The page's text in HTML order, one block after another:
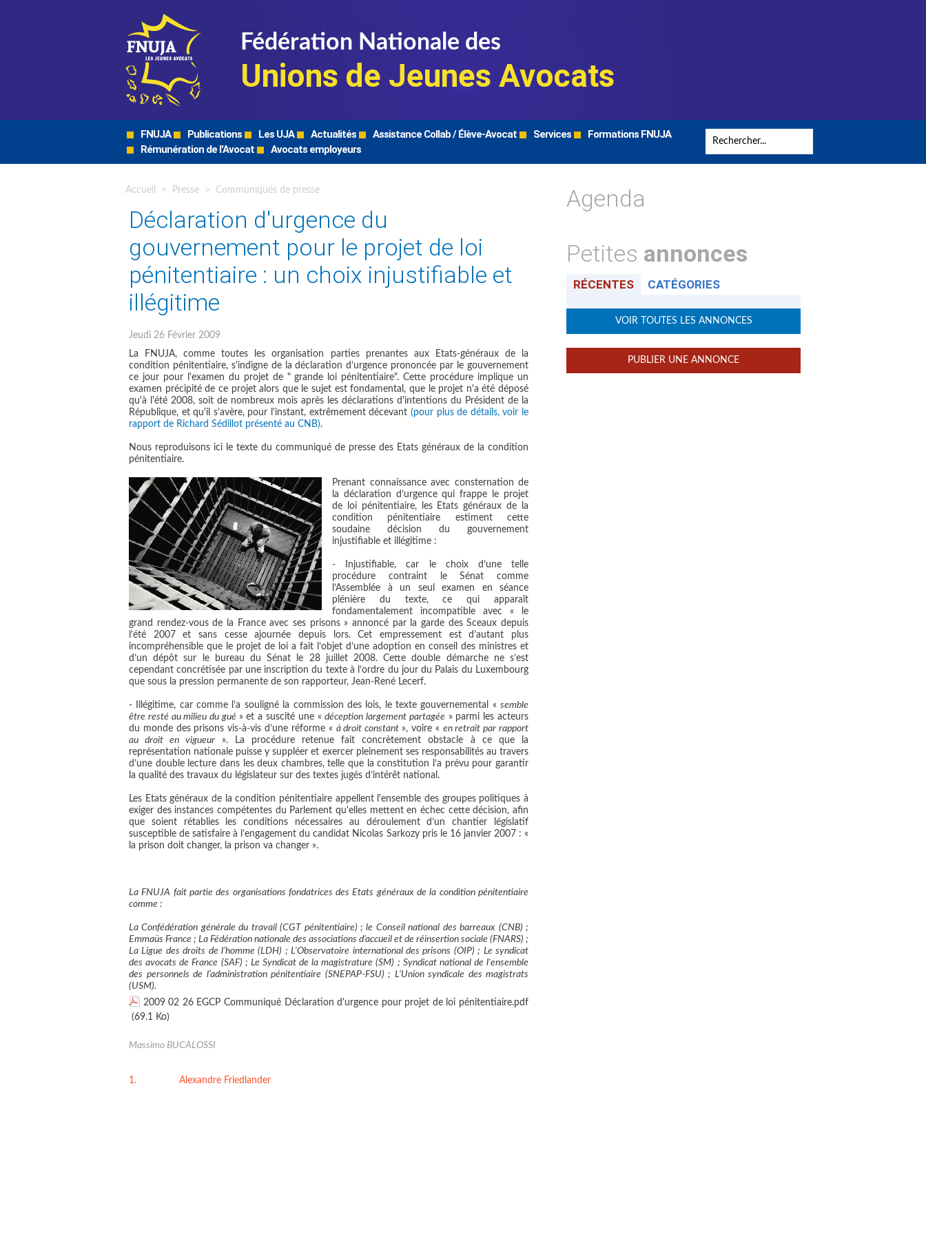
Fédération Nationale des
Unions de Jeunes Avocats
FNUJA Publications Les UJA Actualités Assistance Collab / Élève-Avocat Services
Formations FNUJA
Rémunération de l'Avocat
Avocats employeurs
Accueil > Presse > Communiqués de presse
Déclaration d'urgence du
gouvernement pour le projet de loi
pénitentiaire : un choix injustifiable et
illégitime
Jeudi 26 Février 2009
La FNUJA, comme toutes les organisation parties prenantes aux Etats-généraux de la
condition pénitentiaire, s'indigne de la déclaration d'urgence prononcée par le gouvernement
ce jour pour l'examen du projet de " grande loi pénitentiaire". Cette procédure implique un
examen précipité de ce projet alors que le sujet est fondamental, que le projet n'a été déposé
qu'à l'été 2008, soit de nombreux mois après les déclarations d'intentions du Président de la
République, et qu'il s'avère, pour l'instant, extrêmement décevant (pour plus de détails, voir le
rapport de Richard Sédillot présenté au CNB).
Nous reproduisons ici le texte du communiqué de presse des Etats généraux de la condition
pénitentiaire.
Prenant connaissance avec consternation de
la déclaration d’urgence qui frappe le projet
de loi pénitentiaire, les Etats généraux de la
condition pénitentiaire estiment cette
soudaine décision du gouvernement
injustifiable et illégitime :
- Injustifiable, car le choix d’une telle
procédure contraint le Sénat comme
l’Assemblée à un seul examen en séance
plénière du texte, ce qui apparaît
fondamentalement incompatible avec « le
grand rendez-vous de la France avec ses prisons » annoncé par la garde des Sceaux depuis
l’été 2007 et sans cesse ajournée depuis lors. Cet empressement est d’autant plus
incompréhensible que le projet de loi a fait l’objet d’une adoption en conseil des ministres et
d’un dépôt sur le bureau du Sénat le 28 juillet 2008. Cette double démarche ne s’est
cependant concrétisée par une inscription du texte à l’ordre du jour du Palais du Luxembourg
que sous la pression permanente de son rapporteur, Jean-René Lecerf.
- Illégitime, car comme l’a souligné la commission des lois, le texte gouvernemental « semble
être resté au milieu du gué » et a suscité une «déception largement partagée » parmi les acteurs
du monde des prisons vis-à-vis d’une réforme « à droit constant », voire « en retrait par rapport
au droit en vigueur
». La procédure retenue fait concrètement obstacle à ce que la
représentation nationale puisse y suppléer et exercer pleinement ses responsabilités au travers
d’une double lecture dans les deux chambres, telle que la constitution l’a prévu pour garantir
la qualité des travaux du législateur sur des textes jugés d’intérêt national.
Les Etats généraux de la condition pénitentiaire appellent l'ensemble des groupes politiques à
exiger des instances compétentes du Parlement qu'elles mettent en échec cette décision, afin
que soient rétablies les conditions nécessaires au déroulement d’un chantier législatif
susceptible de satisfaire à
l’engagement du candidat Nicolas Sarkozy pris le 16 janvier 2007 : «
la prison doit changer, la prison va changer ».
La FNUJA fait partie des organisations fondatrices des Etats généraux de la condition pénitentiaire
comme :
La Confédération générale du travail (CGT pénitentiaire) ; le Conseil national des barreaux (CNB) ;
Emmaüs France ; La Fédération nationale des associations d’accueil et de réinsertion sociale (FNARS) ;
La Ligue des droits de l’homme (LDH) ; L'Observatoire international des prisons (OIP) ; Le syndicat
des avocats de France (SAF) ; Le Syndicat de la magistrature (SM) ; Syndicat national de l'ensemble
des personnels de l’administration pénitentiaire (SNEPAP-FSU) ; L’Union syndicale des magistrats
(USM).
2009 02 26 EGCP Communiqué Déclaration d'urgence pour projet de loi pénitentiaire.pdf
(69.1 Ko)
Massimo BUCALOSSI
1. Alexandre Friedlander
Agenda
Petites annonces
RÉCENTES CATÉGORIES
VOIR TOUTES LES ANNONCES
PUBLIER UNE ANNONCE